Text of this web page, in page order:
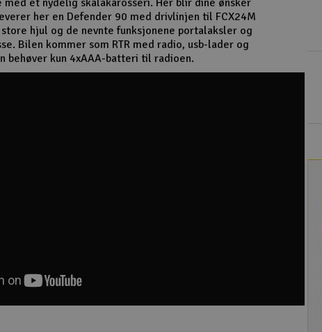
hobby
med et nydelig skalakarosseri. Her blir dine ønsker
her en Defender 90 med drivlinjen til FCX24M
store hjul og de nevnte funksjonene portalaksler og
Bilen kommer som RTR med radio, usb-lader og
behøver kun 4xAAA-batteri til radioen.